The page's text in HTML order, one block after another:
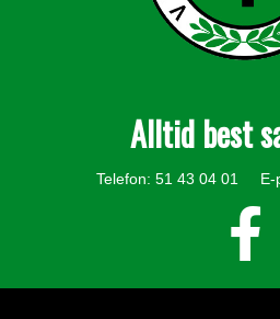
Alltid best
Telefon: 51 43 04 01 E-